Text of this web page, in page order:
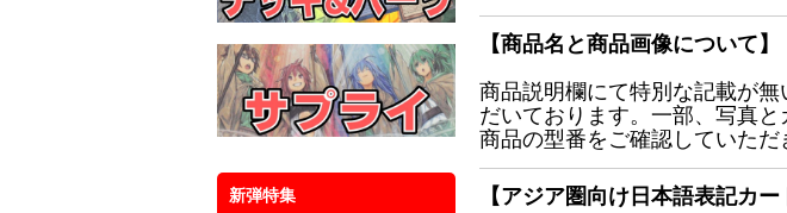
新弾特集
【商品名と商品画像について】
商品説明欄にて特別な記載が
だいております。一部、写真
商品の型番をご確認していただ
【アジア圏向け日本語表記カー